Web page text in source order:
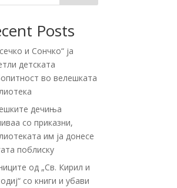
Posts
и Сончко“ ја
детската
во велешката
дечиња
со приказни,
им ја донесе
поблиску
од „Св. Кирил и
со книги и убави